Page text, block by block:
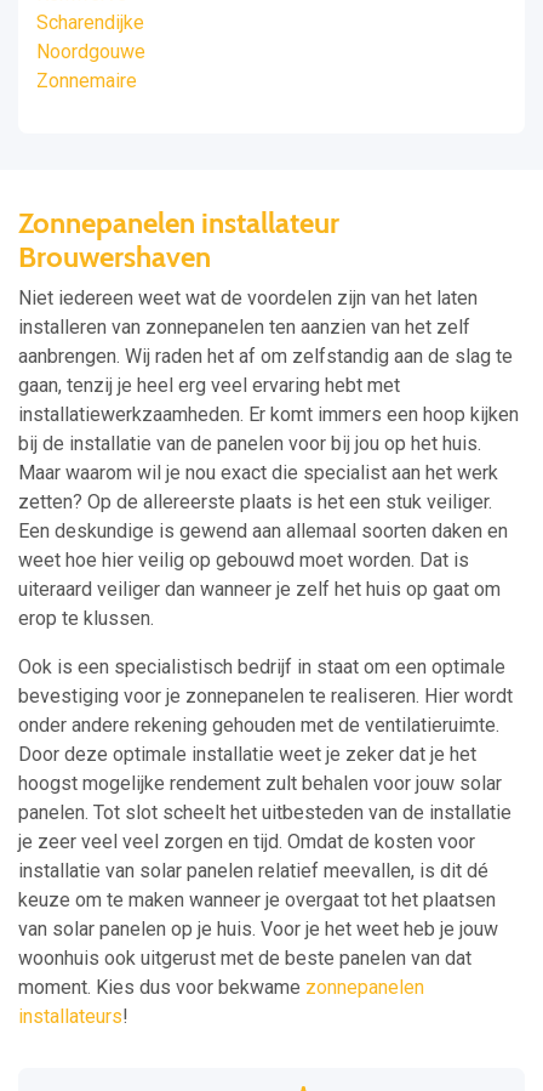
Scharendijke
Noordgouwe
Zonnemaire
Zonnepanelen installateur
Brouwershaven
Niet iedereen weet wat de voordelen zijn van het laten
installeren van zonnepanelen ten aanzien van het zelf
aanbrengen. Wij raden het af om zelfstandig aan de slag te
gaan, tenzij je heel erg veel ervaring hebt met
installatiewerkzaamheden. Er komt immers een hoop kijken
bij de installatie van de panelen voor bij jou op het huis.
Maar waarom wil je nou exact die specialist aan het werk
zetten? Op de allereerste plaats is het een stuk veiliger.
Een deskundige is gewend aan allemaal soorten daken en
weet hoe hier veilig op gebouwd moet worden. Dat is
uiteraard veiliger dan wanneer je zelf het huis op gaat om
erop te klussen.
Ook is een specialistisch bedrijf in staat om een optimale
bevestiging voor je zonnepanelen te realiseren. Hier wordt
onder andere rekening gehouden met de ventilatieruimte.
Door deze optimale installatie weet je zeker dat je het
hoogst mogelijke rendement zult behalen voor jouw solar
panelen. Tot slot scheelt het uitbesteden van de installatie
je zeer veel veel zorgen en tijd. Omdat de kosten voor
installatie van solar panelen relatief meevallen, is dit dé
keuze om te maken wanneer je overgaat tot het plaatsen
van solar panelen op je huis. Voor je het weet heb je jouw
woonhuis ook uitgerust met de beste panelen van dat
moment. Kies dus voor bekwame zonnepanelen
installateurs!